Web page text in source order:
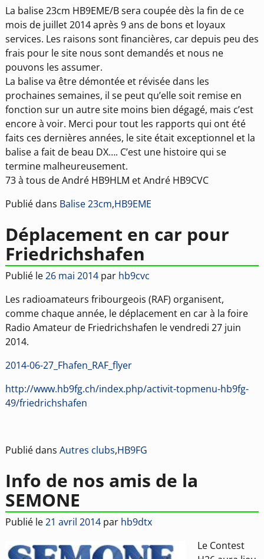
La balise 23cm HB9EME/B sera coupée dès la fin de ce
mois de juillet 2014 après 9 ans de bons et loyaux
services. Les raisons sont financières, car depuis peu des
frais pour le site nous sont demandés et nous ne
pouvons les assumer.
La balise va être démontée et révisée dans les
prochaines semaines, il se peut qu’elle soit remise en
fonction sur un autre site moins bien dégagé, mais c’est
encore à voir. Merci pour tout les rapports qui ont été
faits ces dernières années, le site était exceptionnel et la
balise a fait de beau DX…. C’est une histoire qui se
termine malheureusement.
73 à tous de André HB9HLM et André HB9CVC
Publié dans Balise 23cm,HB9EME
Déplacement en car pour
Friedrichshafen
Publié le26 mai 2014 par hb9cvc
Les radioamateurs fribourgeois (RAF) organisent,
comme chaque année, le déplacement en car à la foire
Radio Amateur de Friedrichshafen le vendredi 27 juin
2014.
2014-06-27_Fhafen_RAF_flyer
http://www.hb9fg.ch/index.php/activit-topmenu-hb9fg-
49/friedrichshafen
Publié dans Autres clubs,HB9FG
Info de nos amis de la
SEMONE
Publié le21 avril 2014 par hb9dtx
Le Contest